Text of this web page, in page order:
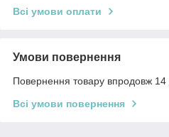
Всі умови оплати
Умови повернення
Повернення товару впродовж 14
Всі умови повернення